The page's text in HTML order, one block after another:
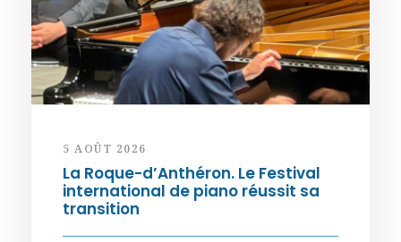
5 AOÛT 2026
La Roque-d’Anthéron. Le Festival
international de piano réussit sa
transition